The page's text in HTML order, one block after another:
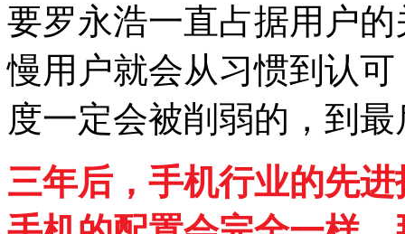
要罗永浩一直占据用户
慢用户就会从习惯到认
度一定会被削弱的，到
三年后，手机行业的先